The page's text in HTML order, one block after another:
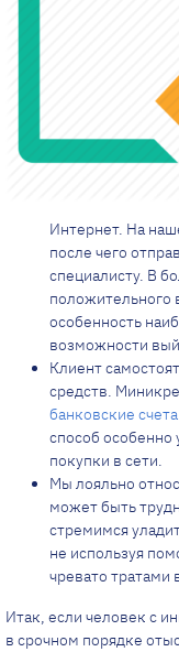
Интернет. На
после чего
специалисту. В
положительного
особенность
возможности
Клиент
средств.
банковские счета
способ
покупки в сети.
Мы лояльно
может быть
стремимся
не используя
чревато тратами
Итак, если человек с
в срочном порядке